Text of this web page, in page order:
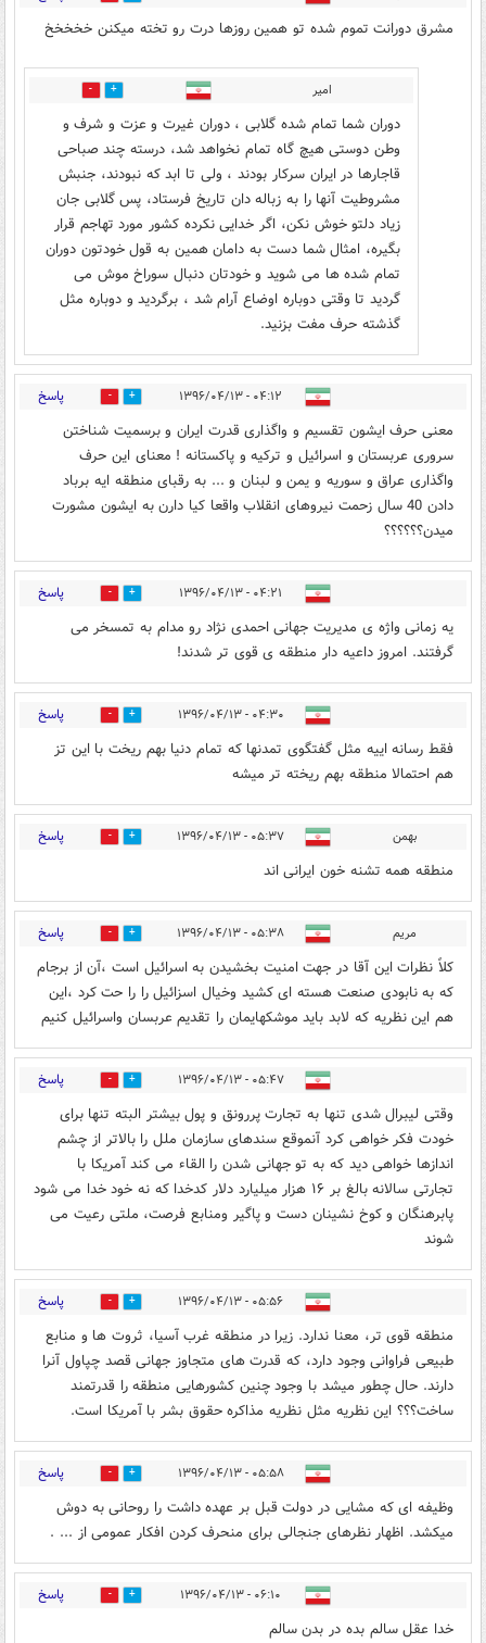
مشرق دورانت تموم شده تو همین روزها درت رو تخته میکنن خخخخخ
امیر 14
دوران شما تمام شده گلابی ، دوران غیرت و عزت و شرف و
وطن دوستی هیچ گاه تمام نخواهد شد، درسته چند صباحی
قاجارها در ایران سرکار بودند ، ولی تا ابد که نبودند، جنبش
مشروطیت آنها را به زباله دان تاریخ فرستاد، پس گلابی جان
زیاد دلتو خوش نکن، اگر خدایی نکرده کشور مورد تهاجم قرار
بگیره، امثال شما دست به دامان همین به قول خودتون دوران
تمام شده ها می شوید و خودتان دنبال سوراخ موش می
گردید تا وقتی دوباره اوضاع آرام شد ، برگردید و دوباره مثل
گذشته حرف مفت بزنید.
۰۴:۱۲ - ۱۳۹۶/۰۴/۱۳ 49 پاسخ
معنی حرف ایشون تقسیم و واگذاری قدرت ایران و برسمیت شناختن
سروری عربستان و اسرائیل و ترکیه و پاکستانه ! معنای این حرف
واگذاری عراق و سوریه و یمن و لبنان و ... به رقبای منطقه ایه برباد
دادن 40 سال زحمت نیروهای انقلاب واقعا کیا دارن به ایشون مشورت
میدن؟؟؟؟؟؟
۰۴:۲۱ - ۱۳۹۶/۰۴/۱۳ 38 پاسخ
یه زمانی واژه ی مدیریت جهانی احمدی نژاد رو مدام به تمسخر می
گرفتند. امروز داعیه دار منطقه ی قوی تر شدند!
۰۴:۳۰ - ۱۳۹۶/۰۴/۱۳ 23 پاسخ
فقط رسانه اییه مثل گفتگوی تمدنها که تمام دنیا بهم ریخت با این تز
هم احتمالا منطقه بهم ریخته تر میشه
بهمن ۰۵:۳۷ - ۱۳۹۶/۰۴/۱۳ 27 پاسخ
منطقه همه تشنه خون ایرانی اند
مریم ۰۵:۳۸ - ۱۳۹۶/۰۴/۱۳ 35 پاسخ
کلاً نظرات این آقا در جهت امنیت بخشیدن به اسرائیل است ،آن از برجام
که به نابودی صنعت هسته ای کشید وخیال اسزائیل را را حت کرد ،این
هم این نظریه که لابد باید موشکهایمان را تقدیم عربسان واسرائیل کنیم
۰۵:۴۷ - ۱۳۹۶/۰۴/۱۳ 24 پاسخ
وقتی لیبرال شدی تنها به تجارت پررونق و پول بیشتر البته تنها برای
خودت فکر خواهی کرد آنموقع سندهای سازمان ملل را بالاتر از چشم
اندازها خواهی دید که به تو جهانی شدن را القاء می کند آمریکا با
تجارتی سالانه بالغ بر ۱۶ هزار میلیارد دلار کدخدا که نه خود خدا می شود
پابرهنگان و کوخ نشینان دست و پاگیر ومنابع فرصت، ملتی رعیت می
شوند
۰۵:۵۶ - ۱۳۹۶/۰۴/۱۳ 20 پاسخ
منطقه قوی تر، معنا ندارد. زیرا در منطقه غرب آسیا، ثروت ها و منابع
طبیعی فراوانی وجود دارد، که قدرت های متجاوز جهانی قصد چپاول آنرا
دارند. حال چطور میشد با وجود چنین کشورهایی منطقه را قدرتمند
ساخت؟؟؟ این نظریه مثل نظریه مذاکره حقوق بشر با آمریکا است.
۰۵:۵۸ - ۱۳۹۶/۰۴/۱۳ 20 پاسخ
وظیفه ای که مشایی در دولت قبل بر عهده داشت را روحانی به دوش
میکشد. اظهار نظرهای جنجالی برای منحرف کردن افکار عمومی از ... .
۰۶:۱۰ - ۱۳۹۶/۰۴/۱۳ 24 پاسخ
خدا عقل سالم بده در بدن سالم